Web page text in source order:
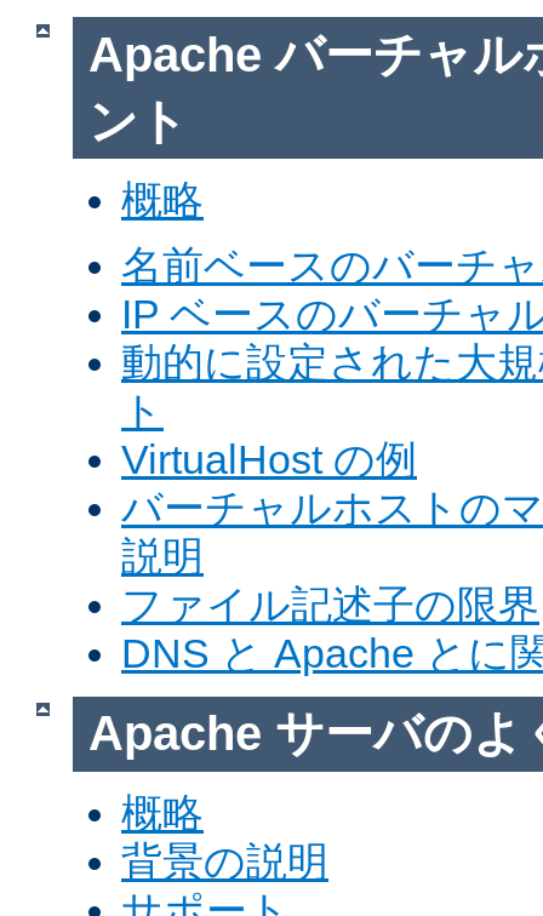
Apache バーチャル
ント
概略
名前ベースのバーチ
IP ベースのバーチャ
動的に設定された大
ト
VirtualHost の例
バーチャルホストの
説明
ファイル記述子の限界
DNS と Apache とに
Apache サーバのよ
概略
背景の説明